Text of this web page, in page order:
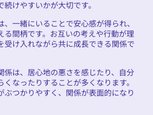
けやすいかが大切です。
一緒にいることで安心感が得られ、
る間柄です。お互いの考えや行動が理
受け入れながら共に成長できる関係で
係は、居心地の悪さを感じたり、自分
なったりすることが多くなります。
ぶつかりやすく、関係が表面的になり